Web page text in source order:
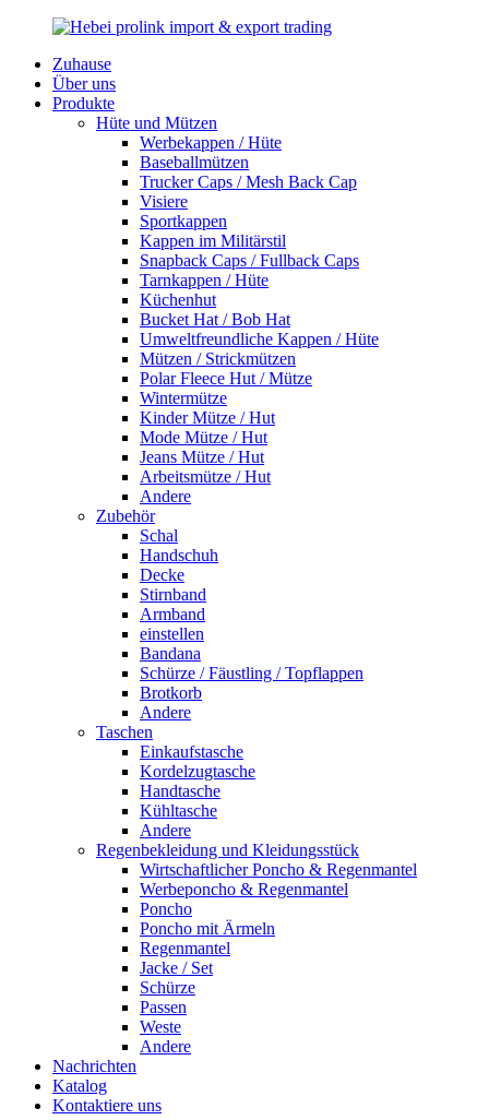
Zuhause
Über uns
Produkte
Hüte und Mützen
Werbekappen / Hüte
Baseballmützen
Trucker Caps / Mesh Back Cap
Visiere
Sportkappen
Kappen im Militärstil
Snapback Caps / Fullback Caps
Tarnkappen / Hüte
Küchenhut
Bucket Hat / Bob Hat
Umweltfreundliche Kappen / Hüte
Mützen / Strickmützen
Polar Fleece Hut / Mütze
Wintermütze
Kinder Mütze / Hut
Mode Mütze / Hut
Jeans Mütze / Hut
Arbeitsmütze / Hut
Andere
Zubehör
Schal
Handschuh
Decke
Stirnband
Armband
einstellen
Bandana
Schürze / Fäustling / Topflappen
Brotkorb
Andere
Taschen
Einkaufstasche
Kordelzugtasche
Handtasche
Kühltasche
Andere
Regenbekleidung und Kleidungsstück
Wirtschaftlicher Poncho & Regenmantel
Werbeponcho & Regenmantel
Poncho
Poncho mit Ärmeln
Regenmantel
Jacke / Set
Schürze
Passen
Weste
Andere
Nachrichten
Katalog
Kontaktiere uns